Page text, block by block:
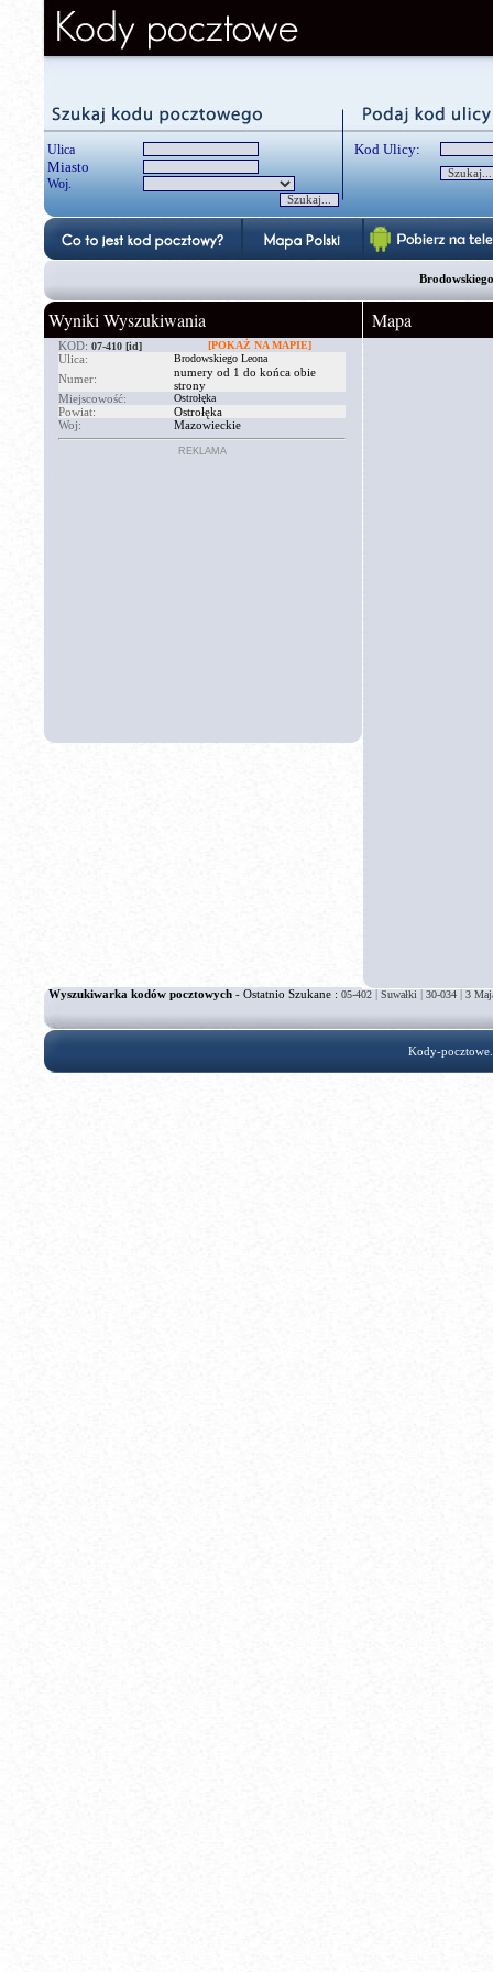
Ulica
Miasto
Woj.
Kod Ulicy:
Wyniki Wyszukiwania
KOD: 07-410 [id] [POKAŻ NA MAPIE]
Ulica: Brodowskiego Leona
Numer:
numery od 1 do końca obie
strony
Miejscowość:
Ostrołęka
Powiat:
Ostrołęka
Woj:
Mazowieckie
REKLAMA
Mapa
Wyszukiwarka kodów pocztowych - Ostatnio Szukane : 05-402|Suwałki|30-034|3
Kody-